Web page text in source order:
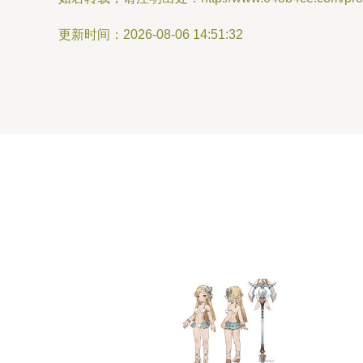
更新时间：2026-08-06 14:51:32